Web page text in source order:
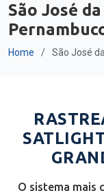
São José
Home São José
O sistema mais